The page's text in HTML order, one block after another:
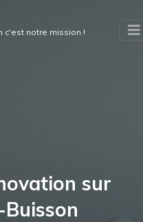
c'est notre mission !
sur